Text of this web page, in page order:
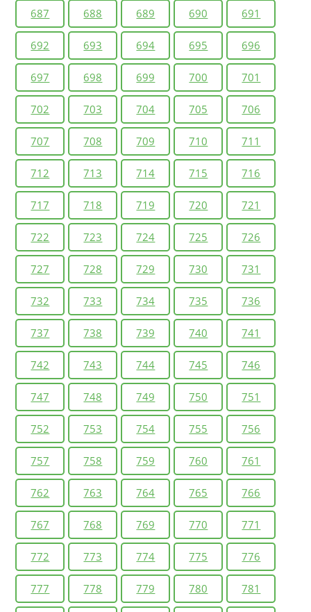
687 688 689 690 691
692 693 694 695 696
697 698 699 700 701
702 703 704 705 706
707 708 709 710 711
712 713 714 715 716
717 718 719 720 721
722 723 724 725 726
727 728 729 730 731
732 733 734 735 736
737 738 739 740 741
742 743 744 745 746
747 748 749 750 751
752 753 754 755 756
757 758 759 760 761
762 763 764 765 766
767 768 769 770 771
772 773 774 775 776
777 778 779 780 781